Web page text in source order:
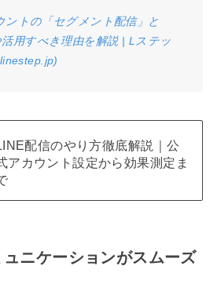
ントの「セグメント配信」と
用すべき理由を解説 | Lステッ
配信のやり方徹底解説｜公
アカウント設定から効果測定ま
ニケーションがスムーズ